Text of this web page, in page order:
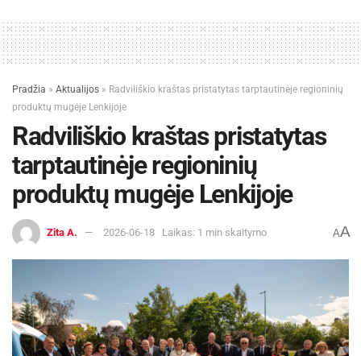
Pradžia » Aktualijos » Radviliškio kraštas pristatytas tarptautinėje regioninių
produktų mugėje Lenkijoje
Radviliškio kraštas pristatytas
tarptautinėje regioninių
produktų mugėje Lenkijoje
Zita A. 2026-06-18 Laikas: 1 min skaitymo AA